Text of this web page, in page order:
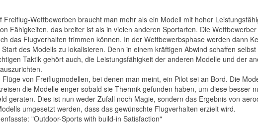
Wettbewerben braucht man mehr als ein Modell mit hoher
Fähigkeiten, das breiter ist als in vielen anderen Sportarten. Die
das Flugverhalten trimmen können. In der Wettbewerbsphase werden dann
des Modells zu lokalisieren. Denn in einem kräftigen Abwind schaffen
Taktik gehört auch, die Leistungsfähigkeit der anderen Modelle und der
von Freiflugmodellen, bei denen man meint, ein Pilot sei an Bord. Die
die Modelle enger sobald sie Thermik gefunden haben, um diese besser
geraten. Dies ist nun weder Zufall noch Magie, sondern das Ergebnis von
umgesetzt werden, dass das gewünschte Flugverhalten erzielt wird.
"Outdoor-Sports with build-in Satisfaction"